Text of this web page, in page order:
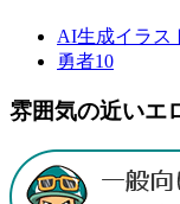
AI生成イラス
勇者10
雰囲気の近いエ